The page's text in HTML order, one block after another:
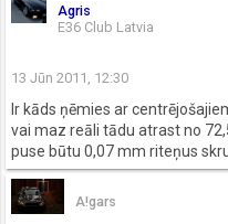
Agris
E36 Club Latvia
13 Jūn 2011, 12:30
Ir kāds ņēmies ar
vai maz reāli tādu atrast no
puse būtu 0,07 mm riteņus
A!gars